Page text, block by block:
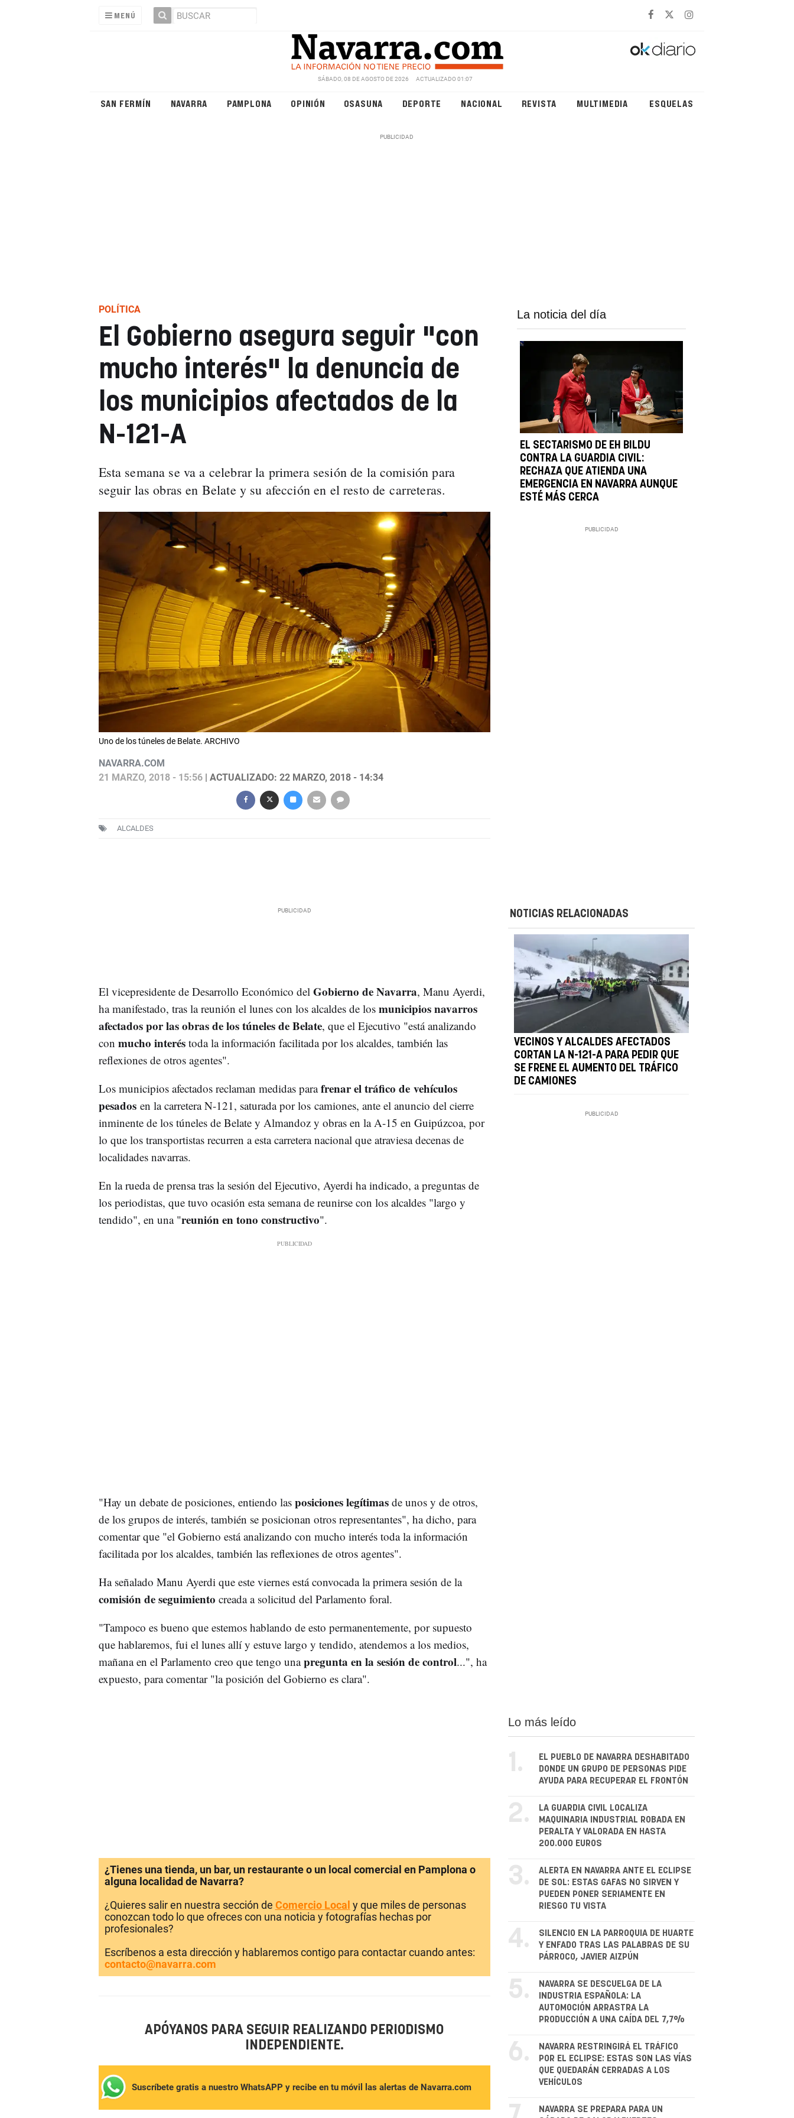
MENÚ
SÁBADO, 08 DE AGOSTO DE 2026 ACTUALIZADO 01:07
SAN FERMÍN NAVARRA PAMPLONA OPINIÓN OSASUNA DEPORTE NACIONAL REVISTA MULTIMEDIA ESQUELAS
POLÍTICA
El Gobierno asegura seguir "con
mucho interés" la denuncia de
los municipios afectados de la
N-121-A
Esta semana se va a celebrar la primera sesión de la comisión para
seguir las obras en Belate y su afección en el resto de carreteras.
Uno de los túneles de Belate. ARCHIVO
NAVARRA.COM
21 MARZO, 2018 - 15:56| ACTUALIZADO: 22 MARZO, 2018 - 14:34
ALCALDES
La noticia del día
EL SECTARISMO DE EH BILDU
CONTRA LA GUARDIA CIVIL:
RECHAZA QUE ATIENDA UNA
EMERGENCIA EN NAVARRA AUNQUE
ESTÉ MÁS CERCA
El vicepresidente de Desarrollo Económico del Gobierno de Navarra, Manu Ayerdi,
ha manifestado, tras la reunión el lunes con los alcaldes de los municipios navarros
afectados por las obras de los túneles de Belate, que el Ejecutivo "está analizando
con mucho interéstoda la información facilitada por los alcaldes, también las
reflexiones de otros agentes".
Los municipios afectados reclaman medidas parafrenar el tráfico de vehículos
pesadosen la carretera N-121, saturada por los camiones, ante el anuncio del cierre
inminente de los túneles de Belate y Almandoz y obras en la A-15 en Guipúzcoa, por
lo que los transportistas recurren a esta carretera nacional que atraviesa decenas de
localidades navarras.
En la rueda de prensa tras la sesión del Ejecutivo, Ayerdi ha indicado, a preguntas de
los periodistas, que tuvo ocasión esta semana de reunirse con los alcaldes "largo y
tendido", en una "reunión en tono constructivo".
"Hay un debate de posiciones, entiendo lasposiciones legítimasde unos y de otros,
de los grupos de interés, también se posicionan otros representantes", ha dicho, para
comentar que "el Gobierno está analizando con mucho interés toda la información
facilitada por los alcaldes, también las reflexiones de otros agentes".
Ha señalado Manu Ayerdi que este viernes está convocada la primera sesión de la
comisión de seguimiento creada a solicitud del Parlamento foral.
"Tampoco es bueno que estemos hablando de esto permanentemente, por supuesto
que hablaremos, fui el lunes allí y estuve largo y tendido, atendemos a los medios,
mañana en el Parlamento creo que tengo unapregunta en la sesión de control...", ha
expuesto, para comentar "la posición del Gobierno es clara".
NOTICIAS RELACIONADAS
VECINOS Y ALCALDES AFECTADOS
CORTAN LA N-121-A PARA PEDIR QUE
SE FRENE EL AUMENTO DEL TRÁFICO
DE CAMIONES
¿Tienes una tienda, un bar, un restaurante o un local comercial en Pamplona o
alguna localidad de Navarra?
¿Quieres salir en nuestra sección de Comercio Local y que miles de personas
conozcan todo lo que ofreces con una noticia y fotografías hechas por
profesionales?
Escríbenos a esta dirección y hablaremos contigo para contactar cuando antes:
contacto@navarra.com
APÓYANOS PARA SEGUIR REALIZANDO PERIODISMO
INDEPENDIENTE.
Suscríbete gratis a nuestro WhatsAPP y recibe en tu móvil las alertas de Navarra.com
Lo más leído
1.
EL PUEBLO DE NAVARRA DESHABITADO
DONDE UN GRUPO DE PERSONAS PIDE
AYUDA PARA RECUPERAR EL FRONTÓN
2.
LA GUARDIA CIVIL LOCALIZA
MAQUINARIA INDUSTRIAL ROBADA EN
PERALTA Y VALORADA EN HASTA
200.000 EUROS
3.
ALERTA EN NAVARRA ANTE EL ECLIPSE
DE SOL: ESTAS GAFAS NO SIRVEN Y
PUEDEN PONER SERIAMENTE EN
RIESGO TU VISTA
4.
SILENCIO EN LA PARROQUIA DE HUARTE
Y ENFADO TRAS LAS PALABRAS DE SU
PÁRROCO, JAVIER AIZPÚN
5.
NAVARRA SE DESCUELGA DE LA
INDUSTRIA ESPAÑOLA: LA
AUTOMOCIÓN ARRASTRA LA
PRODUCCIÓN A UNA CAÍDA DEL 7,7%
6.
NAVARRA RESTRINGIRÁ EL TRÁFICO
POR EL ECLIPSE: ESTAS SON LAS VÍAS
QUE QUEDARÁN CERRADAS A LOS
VEHÍCULOS
NAVARRA SE PREPARA PARA UN